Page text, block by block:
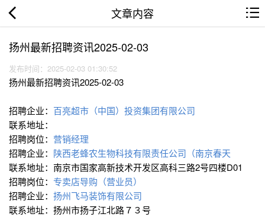
文章内容
扬州最新招聘资讯2025-02-03
发布时间：2025-02-03 01:30:52
扬州最新招聘资讯2025-02-03
招聘企业： 百亮超市（中国）投资集团有限公司
联系地址：
招聘岗位： 营销经理
招聘企业： 陕西老蜂农生物科技有限责任公司（南京春天
联系地址：南京市国家高新技术开发区高科三路2号四楼D01
招聘岗位： 专卖店导购（营业员）
招聘企业： 扬州飞马装饰有限公司
联系地址：扬州市扬子江北路７３号